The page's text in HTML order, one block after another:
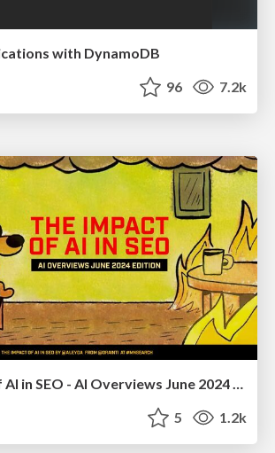
with DynamoDB
96 7.2k
The Impact of AI in SEO - AI Overviews June 2024 Edition
5 1.2k